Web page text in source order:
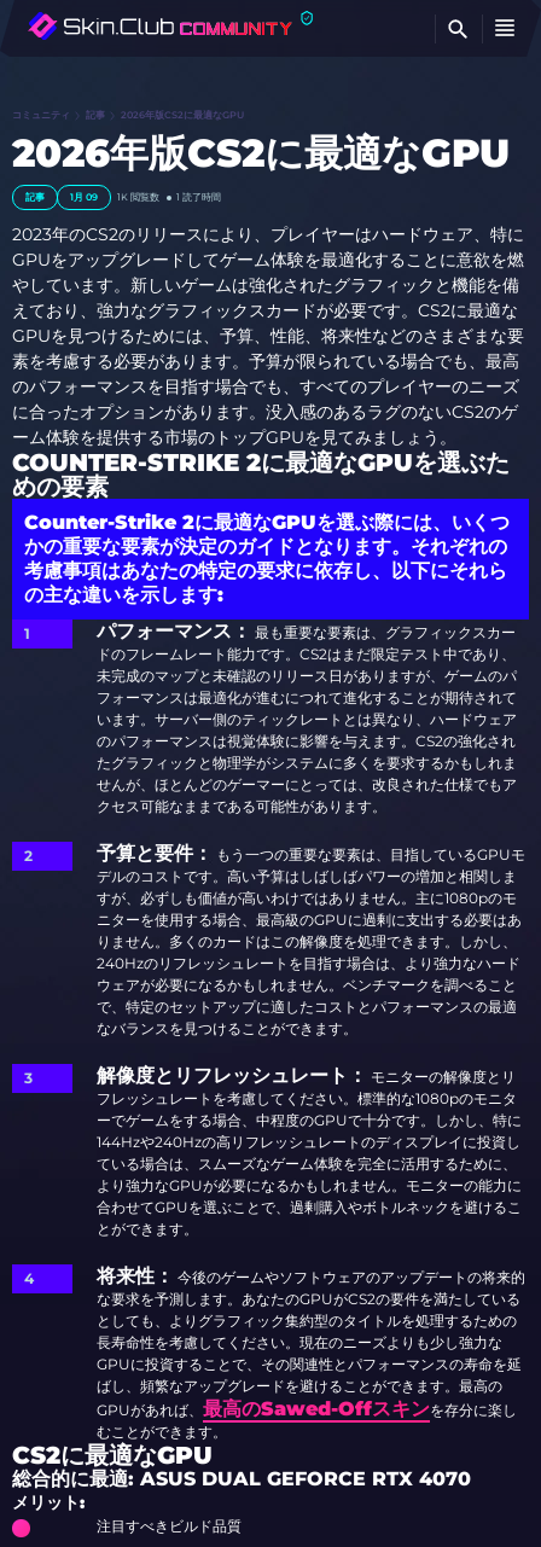
コミュニティ 記事 2026年版CS2に最適なGPU
2026年版CS2に最適なGPU
記事 1月 09 1K 閲覧数 1 読了時間
2023年のCS2のリリースにより、プレイヤーはハードウェア、特に
GPUをアップグレードしてゲーム体験を最適化することに意欲を燃
やしています。新しいゲームは強化されたグラフィックと機能を備
えており、強力なグラフィックスカードが必要です。CS2に最適な
GPUを見つけるためには、予算、性能、将来性などのさまざまな要
素を考慮する必要があります。予算が限られている場合でも、最高
のパフォーマンスを目指す場合でも、すべてのプレイヤーのニーズ
に合ったオプションがあります。没入感のあるラグのないCS2のゲ
ーム体験を提供する市場のトップGPUを見てみましょう。
COUNTER-STRIKE 2に最適なGPUを選ぶた
めの要素
Counter-Strike 2に最適なGPUを選ぶ際には、いくつ
かの重要な要素が決定のガイドとなります。それぞれの
考慮事項はあなたの特定の要求に依存し、以下にそれら
の主な違いを示します:
パフォーマンス： 最も重要な要素は、グラフィックスカー
ドのフレームレート能力です。CS2はまだ限定テスト中であり、
未完成のマップと未確認のリリース日がありますが、ゲームのパ
フォーマンスは最適化が進むにつれて進化することが期待されて
います。サーバー側のティックレートとは異なり、ハードウェア
のパフォーマンスは視覚体験に影響を与えます。CS2の強化され
たグラフィックと物理学がシステムに多くを要求するかもしれま
せんが、ほとんどのゲーマーにとっては、改良された仕様でもア
クセス可能なままである可能性があります。
予算と要件：
もう一つの重要な要素は、目指しているGPUモ
デルのコストです。高い予算はしばしばパワーの増加と相関しま
すが、必ずしも価値が高いわけではありません。主に1080pのモ
ニターを使用する場合、最高級のGPUに過剰に支出する必要はあ
りません。多くのカードはこの解像度を処理できます。しかし、
240Hzのリフレッシュレートを目指す場合は、より強力なハード
ウェアが必要になるかもしれません。ベンチマークを調べること
で、特定のセットアップに適したコストとパフォーマンスの最適
なバランスを見つけることができます。
解像度とリフレッシュレート：
モニターの解像度とリ
フレッシュレートを考慮してください。標準的な1080pのモニタ
ーでゲームをする場合、中程度のGPUで十分です。しかし、特に
144Hzや240Hzの高リフレッシュレートのディスプレイに投資し
ている場合は、スムーズなゲーム体験を完全に活用するために、
より強力なGPUが必要になるかもしれません。モニターの能力に
合わせてGPUを選ぶことで、過剰購入やボトルネックを避けるこ
とができます。
将来性： 今後のゲームやソフトウェアのアップデートの将来的
な要求を予測します。あなたのGPUがCS2の要件を満たしている
としても、よりグラフィック集約型のタイトルを処理するための
長寿命性を考慮してください。現在のニーズよりも少し強力な
GPUに投資することで、その関連性とパフォーマンスの寿命を延
ばし、 頻繁なアップグレードを避けることができます。最高の
GPUがあれば、 最高のSawed-Offスキンを存分に楽し
むことができます。
CS2に最適なGPU
総合的に最適: ASUS DUAL GEFORCE RTX 4070
メリット:
注目すべきビルド品質